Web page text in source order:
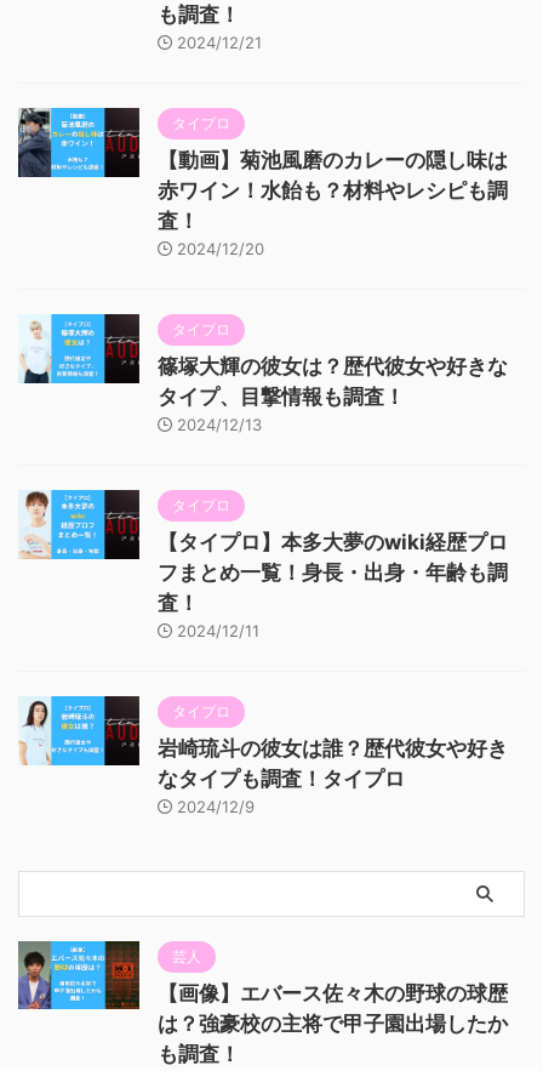
も調査！
2024/12/21
タイプロ
【動画】菊池風磨のカレーの隠し味は
赤ワイン！水飴も？材料やレシピも調
査！
2024/12/20
タイプロ
篠塚大輝の彼女は？歴代彼女や好きな
タイプ、目撃情報も調査！
2024/12/13
タイプロ
【タイプロ】本多大夢のwiki経歴プロ
フまとめ一覧！身長・出身・年齢も調
査！
2024/12/11
タイプロ
岩崎琉斗の彼女は誰？歴代彼女や好き
なタイプも調査！タイプロ
2024/12/9
芸人
【画像】エバース佐々木の野球の球歴
は？強豪校の主将で甲子園出場したか
も調査！